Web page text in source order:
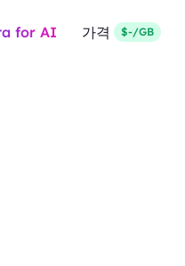
for AI 가격 $-/GB